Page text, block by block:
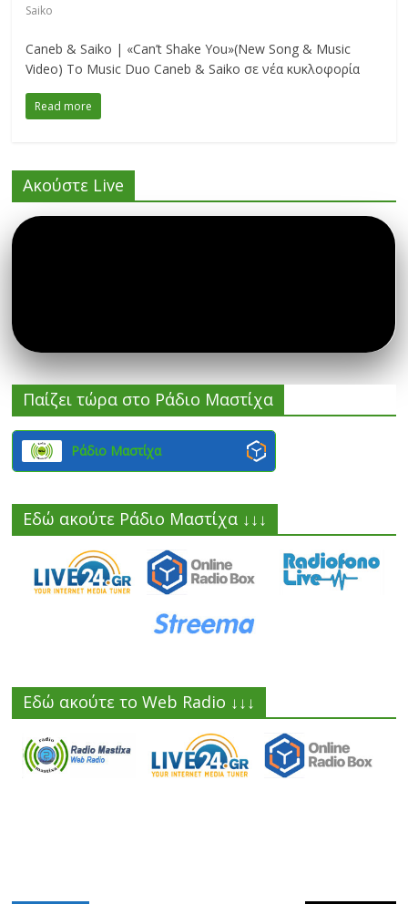
Saiko
Caneb & Saiko | «Can’t Shake You»(New Song & Music
Videο) Το Music Duo Caneb & Saiko σε νέα κυκλοφορία
Read more
Ακούστε Live
Παίζει τώρα στο Ράδιο Μαστίχα
Ράδιο Μαστίχα
Εδώ ακούτε Ράδιο Μαστίχα ↓↓↓
Εδώ ακούτε το Web Radio ↓↓↓